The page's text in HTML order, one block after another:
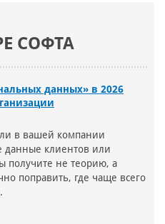
СОФТА
данных» в 2026
в вашей компании
данные клиентов или
получите не теорию, а
поправить, где чаще всего